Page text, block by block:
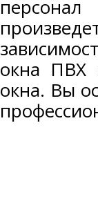
окна ПВХ
окна. Вы